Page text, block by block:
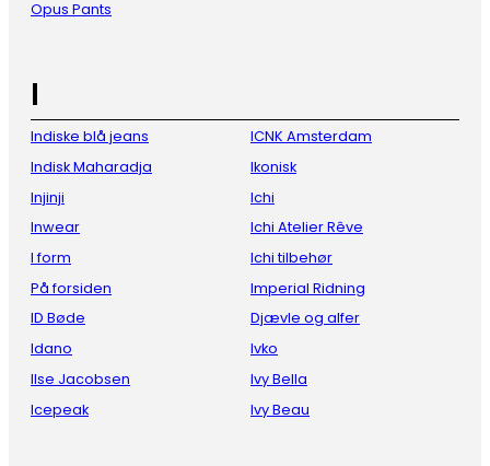
Opus Pants
I
Indiske blå jeans
Indisk Maharadja
Injinji
Inwear
I form
På forsiden
ID Bøde
Idano
Ilse Jacobsen
Icepeak
ICNK Amsterdam
Ikonisk
Ichi
Ichi Atelier Rêve
Ichi tilbehør
Imperial Ridning
Djævle og alfer
Ivko
Ivy Bella
Ivy Beau